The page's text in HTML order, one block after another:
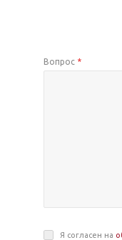
Вопрос *
Я согласен на